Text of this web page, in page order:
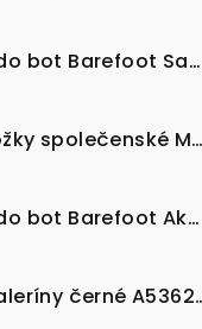
VTR Vložky do bot Barefoot Sanitized s paměťovou pěnou
Surtex ponožky společenské Merino 90 - 95% černé
VTR Vložky do bot Barefoot Aktivní uhlí UNI velikost 36-47
Fare Bare